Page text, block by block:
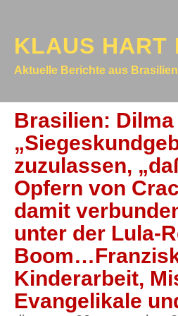
KLAUS HART
Aktuelle Berichte aus
Brasilien:
zuzulassen,
Opfern von
damit
unter der Lula-
Kinderarbeit,
Evangelikale